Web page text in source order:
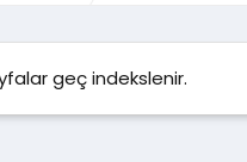
geç indekslenir.